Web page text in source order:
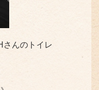
んのトイレ